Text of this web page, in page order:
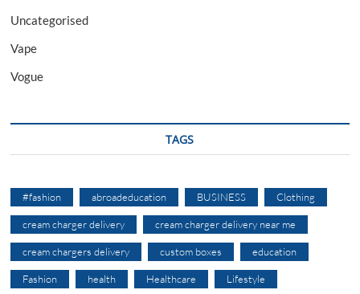
Uncategorised
Vape
Vogue
TAGS
#fashion abroadeducation BUSINESS Clothing
cream charger delivery cream charger delivery near me
cream chargers delivery custom boxes education
Fashion health Healthcare Lifestyle